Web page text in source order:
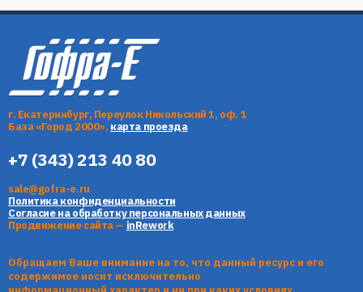
г. Екатеринбург, Переулок Никольский 1, оф. 1
База «Город 2000», карта проезда
+7 (343) 213 40 80
sale@gofra-e.ru
Политика конфиденциальности
Согласие на обработку персональных данных
Продвижение сайта — inRework
Обращаем Ваше внимание на то, что данный ресурс и его
содержимое носит исключительно